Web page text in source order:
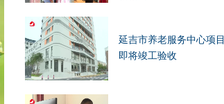
延吉市养老服务中心项目
即将竣工验收